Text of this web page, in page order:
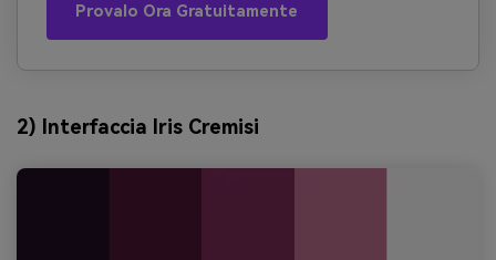
Provalo Ora Gratuitamente
2) Interfaccia Iris Cremisi